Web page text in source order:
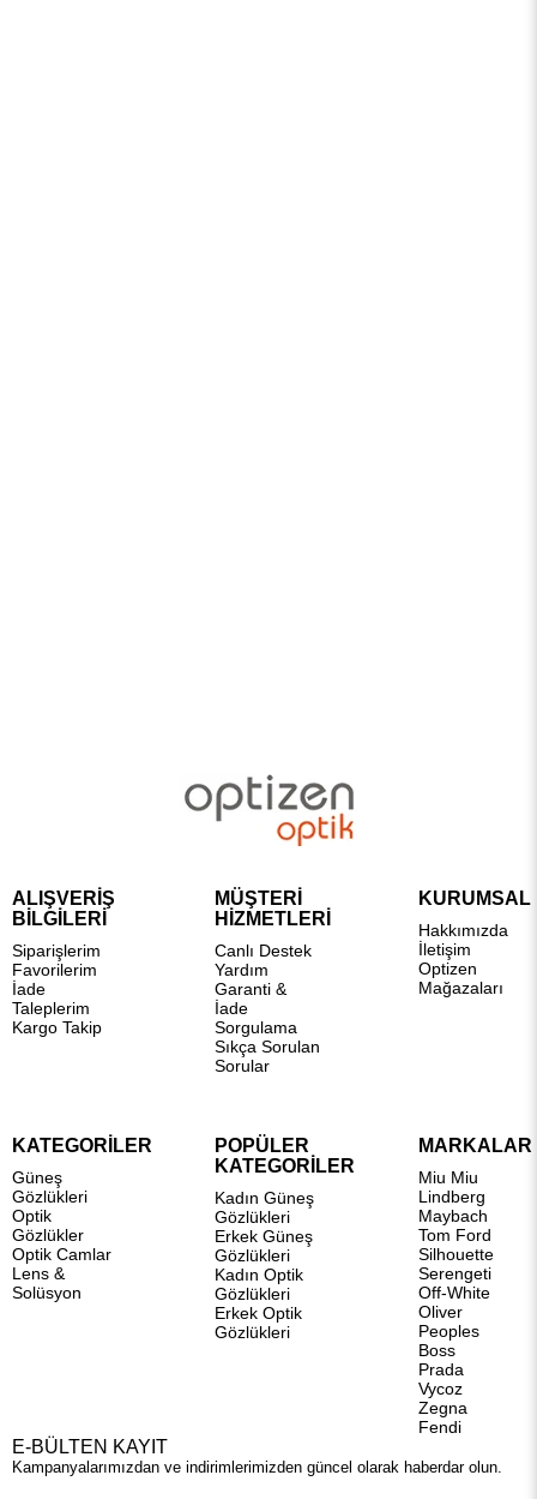
ALIŞVERİŞ
BİLGİLERİ
Siparişlerim
Favorilerim
İade
Taleplerim
Kargo Takip
MÜŞTERİ
HİZMETLERİ
Canlı Destek
Yardım
Garanti &
İade
Sorgulama
Sıkça Sorulan
Sorular
KURUMSAL
Hakkımızda
İletişim
Optizen
Mağazaları
KATEGORİLER
Güneş
Gözlükleri
Optik
Gözlükler
Optik Camlar
Lens &
Solüsyon
POPÜLER
KATEGORİLER
Kadın Güneş
Gözlükleri
Erkek Güneş
Gözlükleri
Kadın Optik
Gözlükleri
Erkek Optik
Gözlükleri
MARKALAR
Miu Miu
Lindberg
Maybach
Tom Ford
Silhouette
Serengeti
Off-White
Oliver
Peoples
Boss
Prada
Vycoz
Zegna
Fendi
E-BÜLTEN KAYIT
Kampanyalarımızdan ve indirimlerimizden güncel olarak haberdar olun.